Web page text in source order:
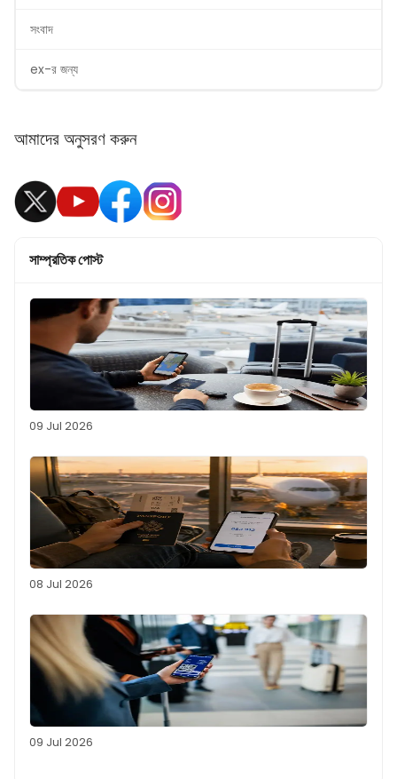
সংবাদ
ex-র জন্য
আমাদের অনুসরণ করুন
সাম্প্রতিক পোস্ট
09 Jul 2026
08 Jul 2026
09 Jul 2026